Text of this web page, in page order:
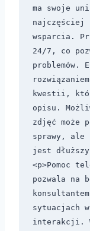
ma swoje
najczęściej
wsparcia.
24/7, co
problemów.
kwestii,
opisu.
zdjęć może
sprawy, ale
jest
<p>Pomoc
pozwala na
sytuacjach
interakcji.